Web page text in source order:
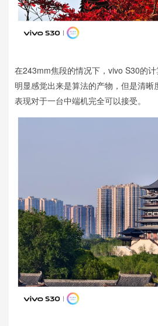
在243mm焦段的情况下，vivo S30的
明显感觉出来是算法的产物，但是清晰
表现对于一台中端机完全可以接受。